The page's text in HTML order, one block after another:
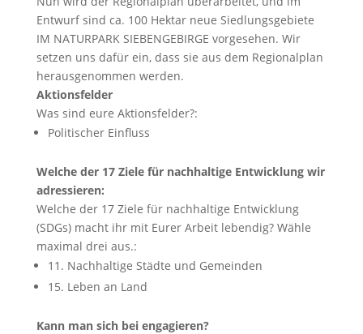
Entwurf sind ca. 100 Hektar neue Siedlungsgebiete
IM NATURPARK SIEBENGEBIRGE vorgesehen. Wir
setzen uns dafür ein, dass sie aus dem Regionalplan
herausgenommen werden.
Aktionsfelder
Was sind eure Aktionsfelder?:
Politischer Einfluss
Welche der 17 Ziele für nachhaltige Entwicklung wir
adressieren:
Welche der 17 Ziele für nachhaltige Entwicklung
(SDGs) macht ihr mit Eurer Arbeit lebendig? Wähle
maximal drei aus.:
11. Nachhaltige Städte und Gemeinden
15. Leben an Land
Kann man sich bei engagieren?